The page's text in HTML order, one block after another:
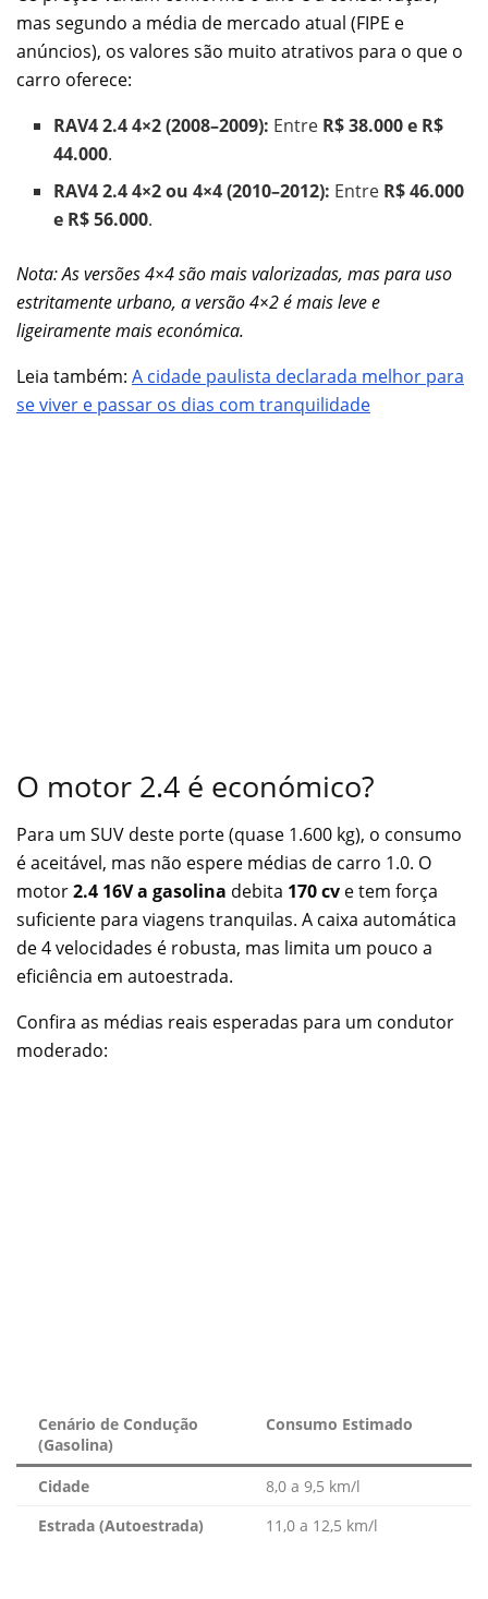
mas segundo a média de mercado atual (FIPE e
anúncios), os valores são muito atrativos para o que o
carro oferece:
RAV4 2.4 4×2 (2008–2009): Entre R$ 38.000 e R$
44.000.
RAV4 2.4 4×2 ou 4×4 (2010–2012): Entre R$ 46.000
e R$ 56.000.
Nota: As versões 4×4 são mais valorizadas, mas para uso
estritamente urbano, a versão 4×2 é mais leve e
ligeiramente mais económica.
Leia também: A cidade paulista declarada melhor para
se viver e passar os dias com tranquilidade
O motor 2.4 é económico?
Para um SUV deste porte (quase 1.600 kg), o consumo
é aceitável, mas não espere médias de carro 1.0. O
motor2.4 16V a gasolina debita 170 cv e tem força
suficiente para viagens tranquilas. A caixa automática
de 4 velocidades é robusta, mas limita um pouco a
eficiência em autoestrada.
Confira as médias reais esperadas para um condutor
moderado:
Cenário de Condução
(Gasolina)
Consumo Estimado
Cidade
8,0 a 9,5 km/l
Estrada (Autoestrada)
11,0 a 12,5 km/l